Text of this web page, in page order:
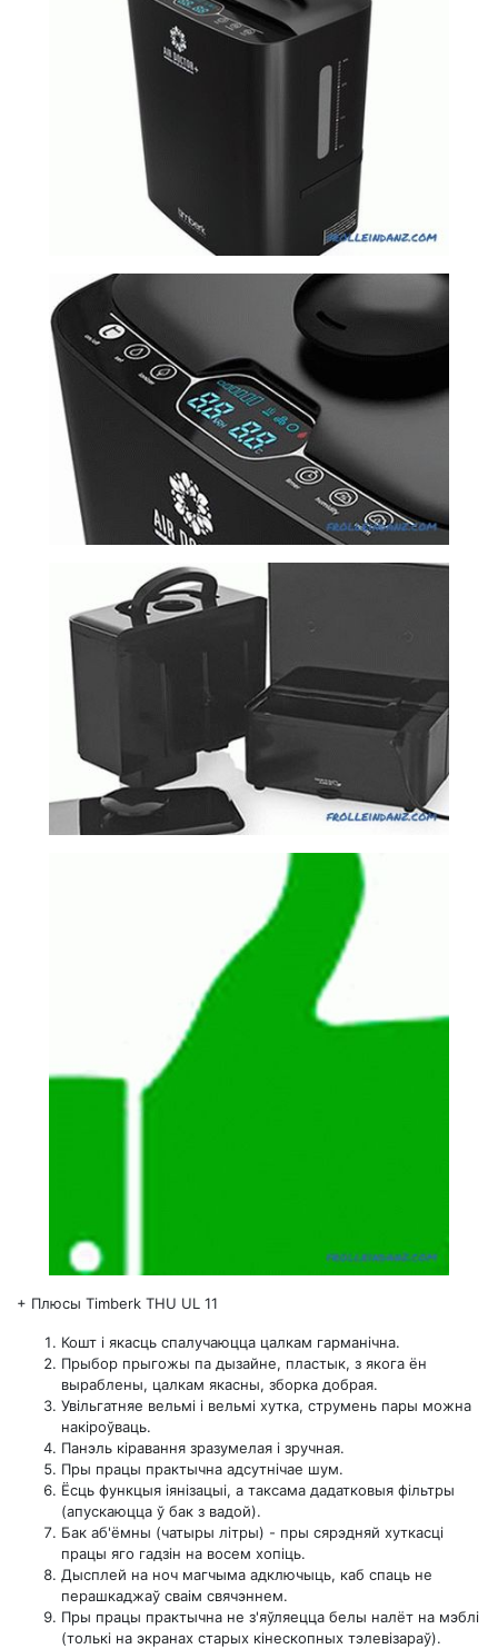
+ Плюсы Timberk THU UL 11
Кошт і якасць спалучаюцца цалкам гарманічна.
Прыбор прыгожы па дызайне, пластык, з якога ён
выраблены, цалкам якасны, зборка добрая.
Увільгатняе вельмі і вельмі хутка, струмень пары можна
накіроўваць.
Панэль кіравання зразумелая і зручная.
Пры працы практычна адсутнічае шум.
Ёсць функцыя іянізацыі, а таксама дадатковыя фільтры
(апускаюцца ў бак з вадой).
Бак аб'ёмны (чатыры літры) - пры сярэдняй хуткасці
працы яго гадзін на восем хопіць.
Дысплей на ноч магчыма адключыць, каб спаць не
перашкаджаў сваім свячэннем.
Пры працы практычна не з'яўляецца белы налёт на мэблі
(толькі на экранах старых кінескопных тэлевізараў).